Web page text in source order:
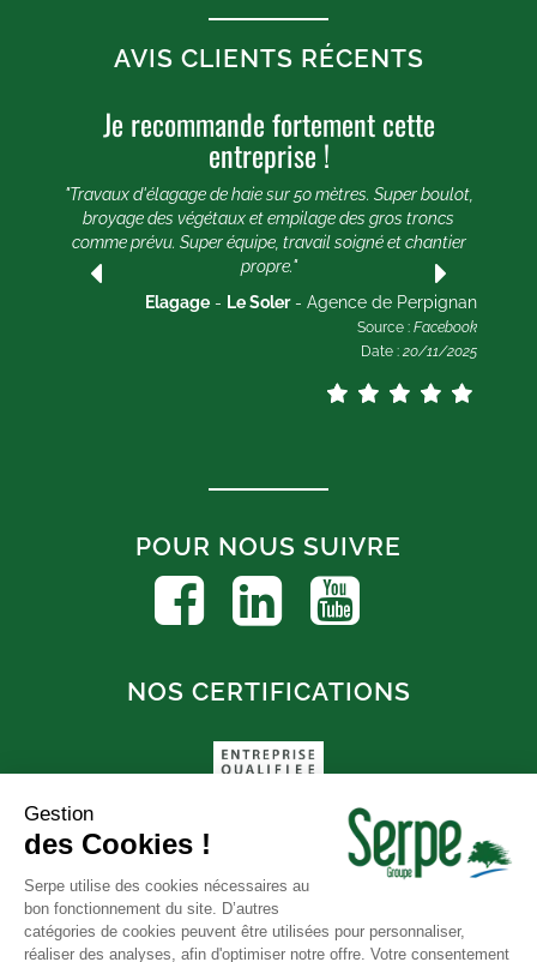
AVIS CLIENTS RÉCENTS
Je recommande fortement cette
entreprise !
"Travaux d'élagage de haie sur 50 mètres. Super boulot,
broyage des végétaux et empilage des gros troncs
comme prévu. Super équipe, travail soigné et chantier
propre."
Elagage - Le Soler- Agence de Perpignan
Source : Facebook
Date : 20/11/2025
POUR NOUS SUIVRE
NOS CERTIFICATIONS